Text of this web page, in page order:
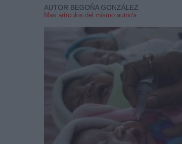
AUTOR BEGOÑA GONZÁLEZ
Mas artículos del mismo autor/a